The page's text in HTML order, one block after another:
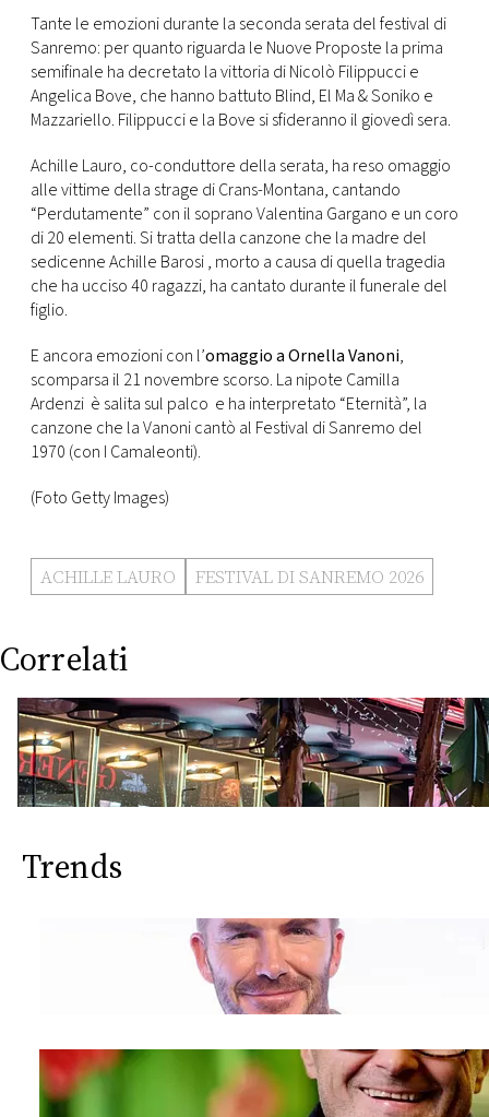
Tante le emozioni durante la seconda serata del festival di
Sanremo: per quanto riguarda le Nuove Proposte la prima
semifinale ha decretato la vittoria di Nicolò Filippucci e
Angelica Bove, che hanno battuto Blind, El Ma & Soniko e
Mazzariello. Filippucci e la Bove si sfideranno il giovedì sera.
Achille Lauro, co-conduttore della serata, ha reso omaggio
alle vittime della strage di Crans-Montana, cantando
“Perdutamente” con il soprano Valentina Gargano e un coro
di 20 elementi. Si tratta della canzone che la madre del
sedicenne Achille Barosi , morto a causa di quella tragedia
che ha ucciso 40 ragazzi, ha cantato durante il funerale del
figlio.
E ancora emozioni con l’omaggio a Ornella Vanoni,
scomparsa il 21 novembre scorso. La nipote Camilla
Ardenzi è salita sul palco e ha interpretato “Eternità”, la
canzone che la Vanoni cantò al Festival di Sanremo del
1970 (con I Camaleonti).
(Foto Getty Images)
ACHILLE LAURO FESTIVAL DI SANREMO 2026
Correlati
Trends